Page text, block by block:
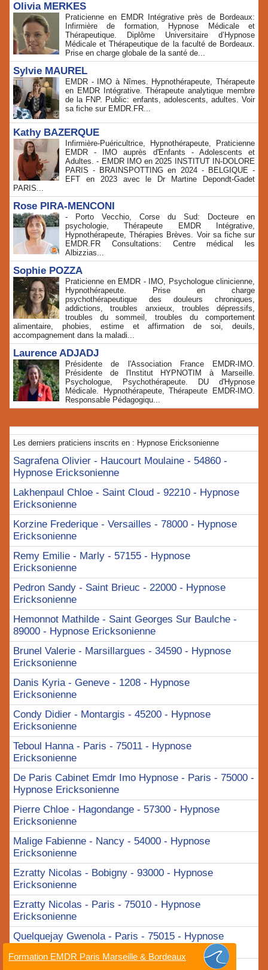
Olivia MERKES
Praticienne en EMDR Intégrative près de Bordeaux:
Infirmière de formation, Hypnose Médicale et
Thérapeutique. Diplôme Universitaire d’Hypnose
Médicale et Thérapeutique de la faculté de Bordeaux.
Prise en charge globale de la santé de...
Sylvie MAUREL
EMDR - IMO à Nîmes. Hypnothérapeute, Thérapeute
en EMDR Intégrative. Thérapeute analytique membre
de la FNP. Public: enfants, adolescents, adultes. Voir
sa fiche sur EMDR.FR...
Kathy BAZERQUE
Infirmière-Puéricultrice, Hypnothérapeute, Praticienne
EMDR - IMO auprès d'Enfants - Adolescents et
Adultes. - EMDR IMO en 2025 INSTITUT IN-DOLORE
PARIS - BRAINSPOTTING en 2024 - BELGIQUE -
EFT en 2023 avec le Dr Martine Depondt-Gadet
PARIS...
Rose PIRA-MENCONI
- Porto Vecchio, Corse du Sud: Docteure en
psychologie, Thérapeute EMDR Intégrative,
Hypnothérapeute, Thérapies Brèves. Voir sa fiche sur
EMDR.FR Consultations: Centre médical les
Albizzias...
Sophie POZZA
Praticienne en EMDR - IMO, Psychologue clinicienne,
Hypnothérapeute. Prise en charge
psychothérapeutique des douleurs chroniques,
addictions, troubles anxieux, troubles dépressifs,
troubles du sommeil, troubles du comportement
alimentaire, phobies, estime et affirmation de soi, deuils,
accompagnement dans la maladi...
Laurence ADJADJ
Présidente de l'Association France EMDR-IMO.
Présidente de l'Institut HYPNOTIM à Marseille.
Psychologue, Psychothérapeute. DU d'Hypnose
Médicale. Hypnothérapeute, Thérapeute EMDR-IMO.
Responsable Pédagogiqu...
Les derniers praticiens inscrits en : Hypnose Ericksonienne
Sagrafena Olivier - Haucourt Moulaine - 54860 -
Hypnose Ericksonienne
Lakhenpaul Chloe - Saint Cloud - 92210 - Hypnose
Ericksonienne
Korzine Frederique - Versailles - 78000 - Hypnose
Ericksonienne
Remy Emilie - Marly - 57155 - Hypnose
Ericksonienne
Pedron Sandy - Saint Brieuc - 22000 - Hypnose
Ericksonienne
Hemonnot Mathilde - Saint Georges Sur Baulche -
89000 - Hypnose Ericksonienne
Brunel Valerie - Marsillargues - 34590 - Hypnose
Ericksonienne
Danis Kyria - Geneve - 1208 - Hypnose
Ericksonienne
Condy Didier - Montargis - 45200 - Hypnose
Ericksonienne
Teboul Hanna - Paris - 75011 - Hypnose
Ericksonienne
De Paris Cabinet Emdr Imo Hypnose - Paris - 75000 -
Hypnose Ericksonienne
Pierre Chloe - Hagondange - 57300 - Hypnose
Ericksonienne
Malige Fabienne - Nancy - 54000 - Hypnose
Ericksonienne
Ezratty Nicolas - Bobigny - 93000 - Hypnose
Ericksonienne
Ezratty Nicolas - Paris - 75010 - Hypnose
Ericksonienne
Quelquejay Gwenola - Paris - 75015 - Hypnose
Formation EMDR Paris Marseille & Bordeaux